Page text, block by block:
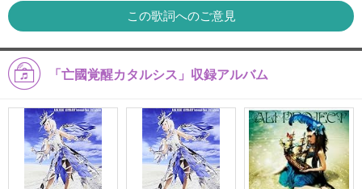
この歌詞へのご意見
「亡國覚醒カタルシス」収録アルバム